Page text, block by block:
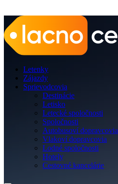
Letenky
Zájazdy
Sprievodcovia
Destinácie
Letisko
Letecké spoločnosti
Spoločnosti
Autobusoví dopravcovia
Vlakoví dopravcovia
Lodné spoločnosti
Hotely
Cestovné kancelárie